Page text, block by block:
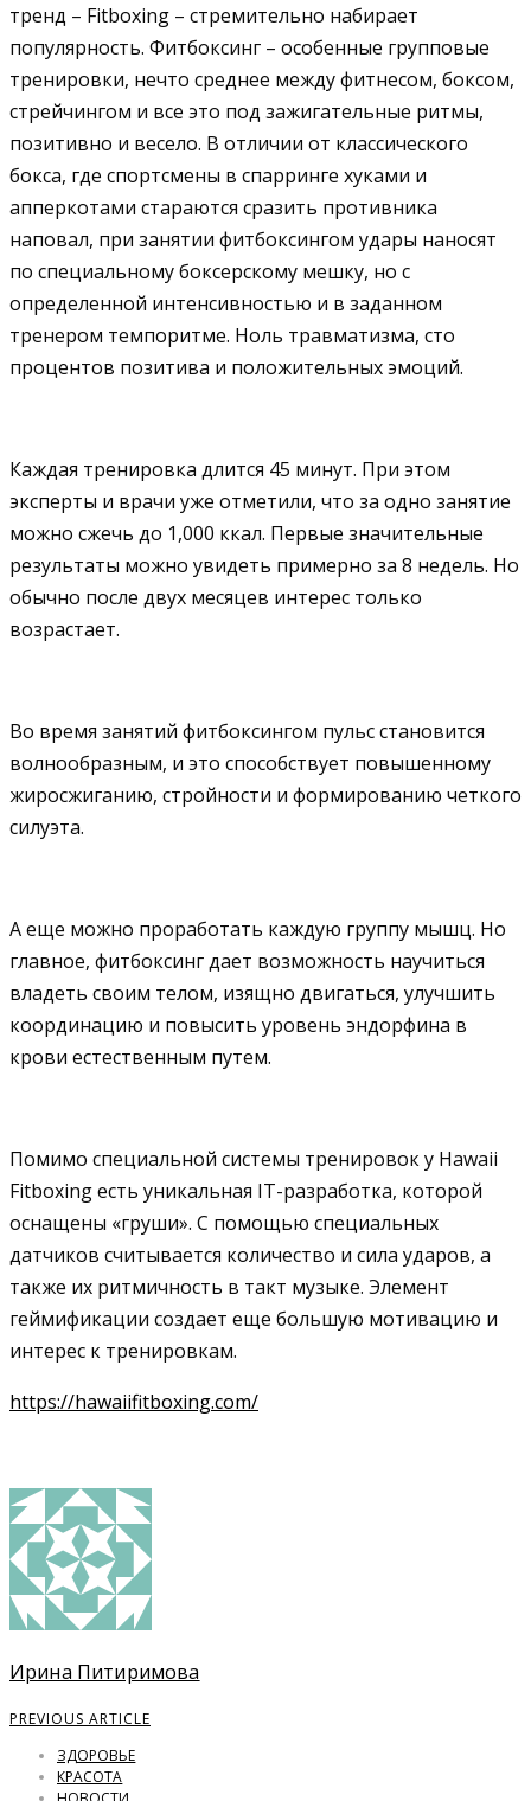
тренд – Fitboxing – стремительно набирает
популярность. Фитбоксинг – особенные групповые
тренировки, нечто среднее между фитнесом, боксом,
стрейчингом и все это под зажигательные ритмы,
позитивно и весело. В отличии от классического
бокса, где спортсмены в спарринге хуками и
апперкотами стараются сразить противника
наповал, при занятии фитбоксингом удары наносят
по специальному боксерскому мешку, но с
определенной интенсивностью и в заданном
тренером темпоритме. Ноль травматизма, сто
процентов позитива и положительных эмоций.
Каждая тренировка длится 45 минут. При этом
эксперты и врачи уже отметили, что за одно занятие
можно сжечь до 1,000 ккал. Первые значительные
результаты можно увидеть примерно за 8 недель. Но
обычно после двух месяцев интерес только
возрастает.
Во время занятий фитбоксингом пульс становится
волнообразным, и это способствует повышенному
жиросжиганию, стройности и формированию четкого
силуэта.
А еще можно проработать каждую группу мышц. Но
главное, фитбоксинг дает возможность научиться
владеть своим телом, изящно двигаться, улучшить
координацию и повысить уровень эндорфина в
крови естественным путем.
Помимо специальной системы тренировок у Hawaii
Fitboxing есть уникальная IT-разработка, которой
оснащены «груши». С помощью специальных
датчиков считывается количество и сила ударов, а
также их ритмичность в такт музыке. Элемент
геймификации создает еще большую мотивацию и
интерес к тренировкам.
https://hawaiifitboxing.com/
Ирина Питиримова
PREVIOUS ARTICLE
ЗДОРОВЬЕ
КРАСОТА